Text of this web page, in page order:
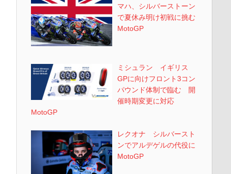
マハ、シルバーストーン
で夏休み明け初戦に挑む
MotoGP
ミシュラン イギリス
GPに向けフロント3コン
パウンド体制で臨む 開
催時期変更に対応
MotoGP
レクオナ シルバースト
ンでアルデゲルの代役に
MotoGP